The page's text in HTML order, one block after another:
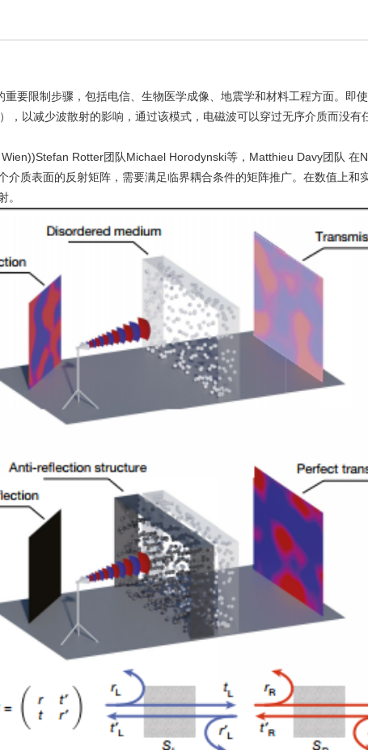
要限制步骤，包括电信、生物医学成像、地震学和材料工程方面。即
以减少波散射的影响，通过该模式，电磁波可以穿过无序介质而没
Rotter团队Michael Horodynski等，Matthieu Davy团队 在
质表面的反射矩阵，需要满足临界耦合条件的矩阵推广。在数值上
。